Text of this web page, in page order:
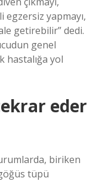
egzersiz yapmayı,
getirebilir” dedi.
genel
hastalığa yol
eder
biriken
tüpü